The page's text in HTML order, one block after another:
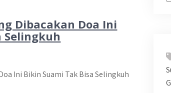
Dibacakan Doa Ini
Selingkuh
Ini Bikin Suami Tak Bisa Selingkuh